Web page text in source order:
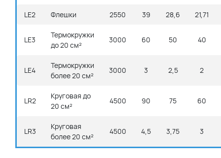
LE2 Флешки 2550 39 28,6 21,71
LE3
Термокружки
до 20 см²
3000 60 50 40
LE4
Термокружки
более 20 см²
3000 3 2,5 2
LR2
Круговая до
20 см²
4500 90 75 60
LR3
Круговая
более 20 см²
4500 4,5 3,75 3